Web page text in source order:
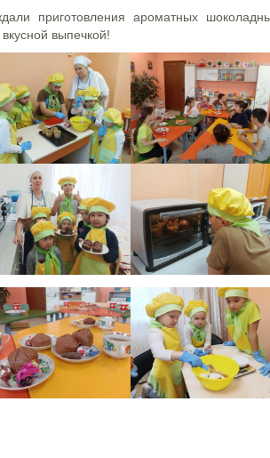
приготовления ароматных
выпечкой!